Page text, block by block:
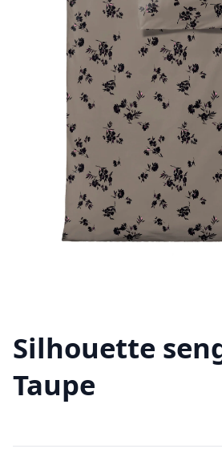
Silhouette
Taupe